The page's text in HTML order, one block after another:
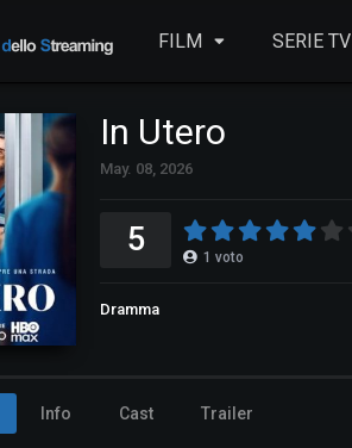
FILM SERIE TV
In Utero
May. 08, 2026
5 1 voto
Dramma
Info Cast Trailer